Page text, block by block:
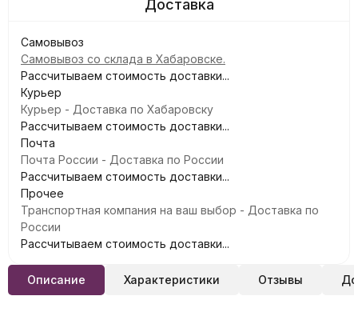
Самовывоз
Самовывоз со склада в Хабаровске.
Рассчитываем стоимость доставки...
Курьер
Курьер - Доставка по Хабаровску
Рассчитываем стоимость доставки...
Почта
Почта России - Доставка по России
Рассчитываем стоимость доставки...
Прочее
Транспортная компания на ваш выбор - Доставка по
России
Рассчитываем стоимость доставки...
Описание Характеристики Отзывы